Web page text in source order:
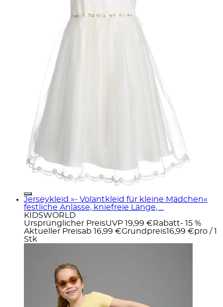
Jerseykleid »- Volantkleid für kleine Mädchen«
festliche Anlässe, kniefreie Länge, ...
KIDSWORLD
Ursprünglicher PreisUVP 19,99 € Rabatt- 15 %
Aktueller Preisab 16,99 €Grundpreis16,99 €pro / 1
Stk